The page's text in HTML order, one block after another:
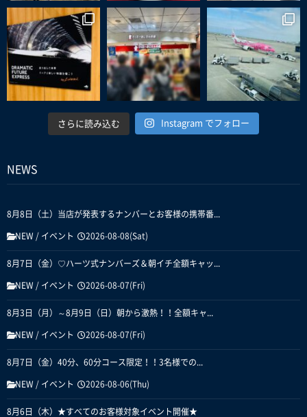
さらに読み込む Instagram でフォロー
NEWS
8月8日（土）当店が発表するナンバーとお客様の携帯番...
NEW / イベント 2026-08-08(Sat)
8月7日（金）♡ハーツ式ナンバーズ＆朝イチ全額キャッ...
NEW / イベント 2026-08-07(Fri)
8月3日（月）～8月9日（日）朝から激熱！！全額キャ...
NEW / イベント 2026-08-07(Fri)
8月7日（金）40分、60分コース限定！！3名様での...
NEW / イベント 2026-08-06(Thu)
8月6日（木）★すべてのお客様対象イベント開催★